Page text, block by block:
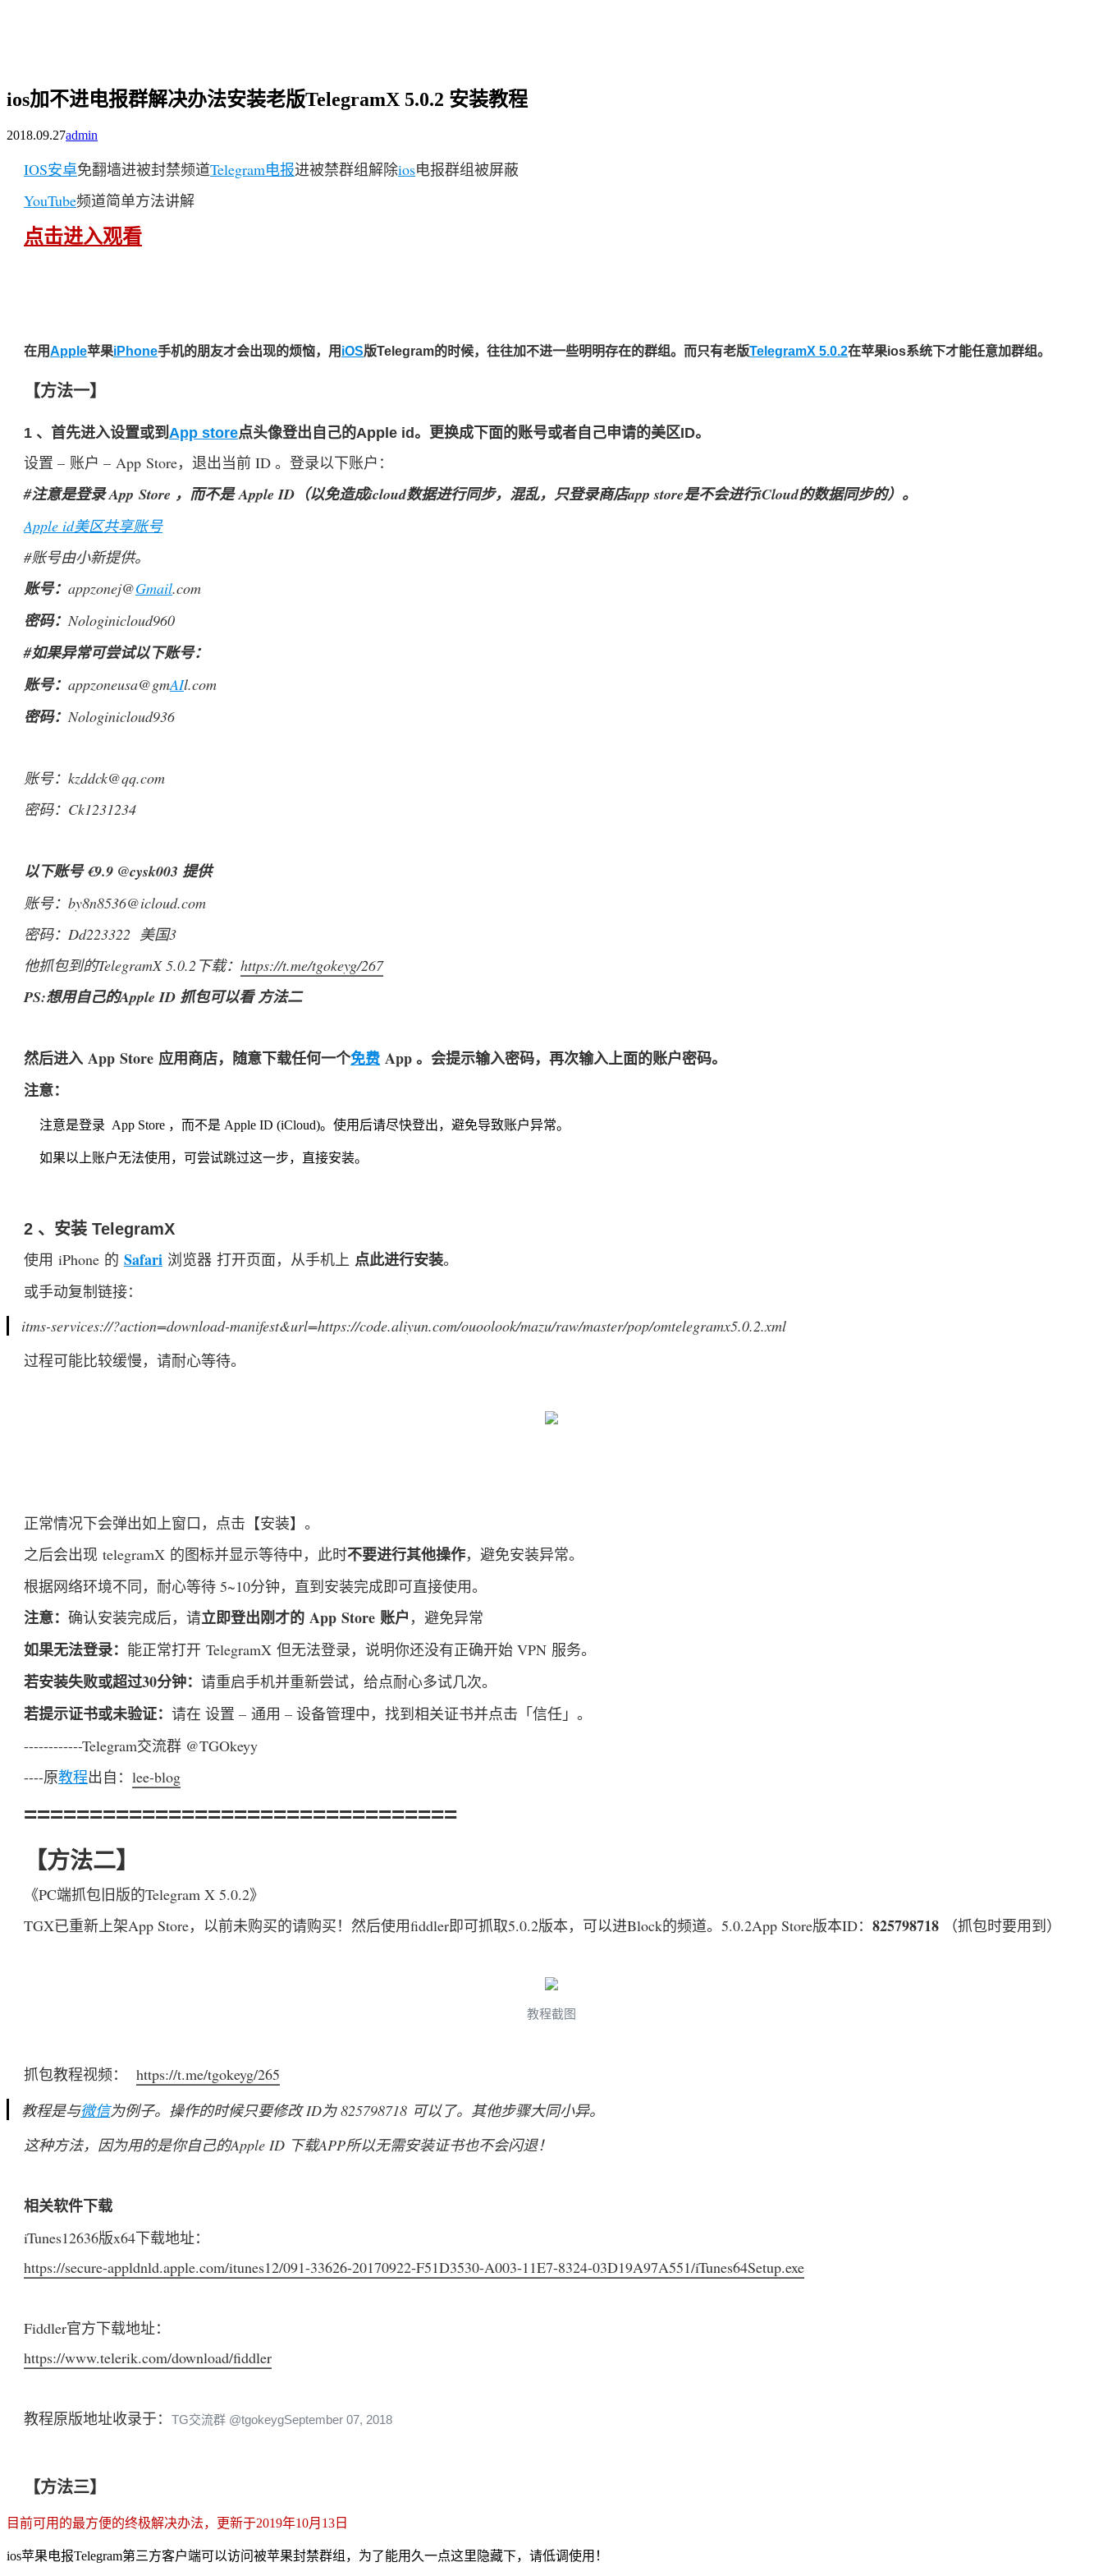
ios加不进电报群解决办法安装老版TelegramX 5.0.2 安装教程
2018.09.27admin
IOS安卓免翻墙进被封禁频道Telegram电报进被禁群组解除ios电报群组被屏蔽
YouTube频道简单方法讲解
点击进入观看
在用Apple苹果iPhone手机的朋友才会出现的烦恼，用 iOS版Telegram的时候，往往加不进一些明明存在的群组。而只有老版TelegramX 5.0.2在苹果ios系统下才能任意加群组。
【方法一】
1 、首先进入设置或到App store点头像登出自己的Apple id。更换成下面的账号或者自己申请的美区ID。
设置 – 账户 – App Store，退出当前 ID 。登录以下账户：
#注意是登录 App Store ，而不是 Apple ID（以免造成icloud数据进行同步，混乱，只登录商店app store是不会进行iCloud的数据同步的）。
Apple id美区共享账号
#账号由小新提供。
账号： appzonej@Gmail.com
密码：Nologinicloud960
#如果异常可尝试以下账号：
账号： appzoneusa@gmAIl.com
密码：Nologinicloud936
账号： kzddck@qq.com
密码：Ck1231234
以下账号 €9.9 @cysk003 提供
账号： by8n8536@icloud.com
密码：Dd223322  美国3
他抓包到的TelegramX 5.0.2下载： https://t.me/tgokeyg/267
PS:想用自己的Apple ID 抓包可以看 方法二
然后进入 App Store 应用商店，随意下载任何一个免费 App 。会提示输入密码，再次输入上面的账户密码。
注意：
注意是登录 App Store ，而不是 Apple ID (iCloud)。使用后请尽快登出，避免导致账户异常。
如果以上账户无法使用，可尝试跳过这一步，直接安装。
2 、安装 TelegramX
使用 iPhone 的 Safari 浏览器 打开页面，从手机上 点此进行安装。
或手动复制链接：
itms-services://?action=download-manifest&url=https://code.aliyun.com/ouoolook/mazu/raw/master/pop/omtelegramx5.0.2.xml
过程可能比较缓慢，请耐心等待。
正常情况下会弹出如上窗口，点击【安装】。
之后会出现 telegramX 的图标并显示等待中，此时不要进行其他操作，避免安装异常。
根据网络环境不同，耐心等待 5~10分钟，直到安装完成即可直接使用。
注意： 确认安装完成后，请立即登出刚才的 App Store 账户 ，避免异常
如果无法登录： 能正常打开 TelegramX 但无法登录，说明你还没有正确开始 VPN 服务。
若安装失败或超过30分钟： 请重启手机并重新尝试，给点耐心多试几次。
若提示证书或未验证： 请在 设置 – 通用 – 设备管理中，找到相关证书并点击「信任」。
------------Telegram交流群 @TGOkeyy
----原教程出自： lee-blog
=================================
【方法二】
《PC端抓包旧版的Telegram X 5.0.2》
TGX已重新上架App Store，以前未购买的请购买！然后使用fiddler即可抓取5.0.2版本，可以进Block的频道。5.0.2App Store版本ID： 825798718 （抓包时要用到）
教程截图
抓包教程视频： https://t.me/tgokeyg/265
教程是与微信为例子。操作的时候只要修改 ID为 825798718 可以了。其他步骤大同小异。
这种方法，因为用的是你自己的Apple ID 下载APP所以无需安装证书也不会闪退！
相关软件下载
iTunes12636版x64下载地址：
https://secure-appldnld.apple.com/itunes12/091-33626-20170922-F51D3530-A003-11E7-8324-03D19A97A551/iTunes64Setup.exe
Fiddler官方下载地址：
https://www.telerik.com/download/fiddler
教程原版地址收录于： TG交流群 @tgokeygSeptember 07, 2018
【方法三】
目前可用的最方便的终极解决办法，更新于2019年10月13日
ios苹果电报Telegram第三方客户端可以访问被苹果封禁群组，为了能用久一点这里隐藏下，请低调使用！